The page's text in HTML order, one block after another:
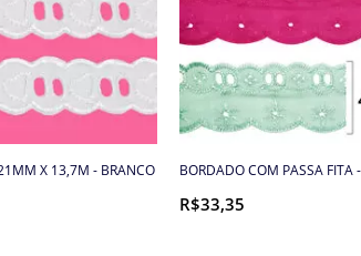
X 13,7M - BRANCO
BORDADO COM PASSA
R$33,35